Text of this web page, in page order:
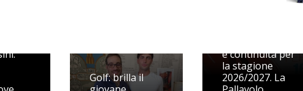
Golf: brilla il
e continuità per
la stagione
2026/2027. La